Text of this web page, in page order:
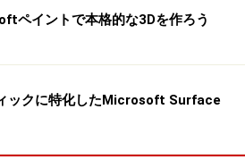
ペイントで本格的な3Dを作ろう
ックに特化したMicrosoft Surface